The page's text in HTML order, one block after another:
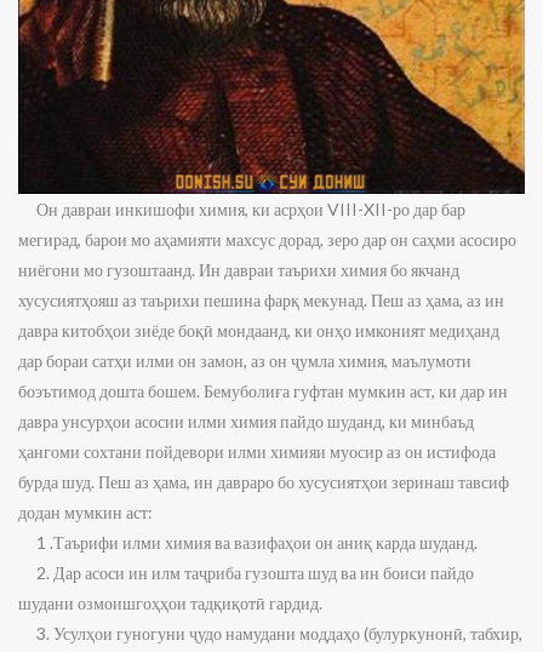
Он давраи инкишофи химия, ки асрҳои VIII-XII-ро дар бар
мегирад, барои мо аҳамияти махсус дорад, зеро дар он саҳми асосиро
ниёгони мо гузоштаанд. Ин давраи таърихи химия бо якчанд
хусусиятҳояш аз таърихи пешина фарқ мекунад. Пеш аз ҳама, аз ин
давра китобҳои зиёде боқӣ мондаанд, ки онҳо имконият медиҳанд
дар бораи сатҳи илми он замон, аз он ҷумла химия, маълумоти
боэътимод дошта бошем. Бемуболиға гуфтан мумкин аст, ки дар ин
давра унсурҳои асосии илми химия пайдо шуданд, ки минбаъд
ҳангоми сохтани пойдевори илми химияи муосир аз он истифода
бурда шуд. Пеш аз ҳама, ин давраро бо хусусиятҳои зеринаш тавсиф
додан мумкин аст:
1 .Таърифи илми химия ва вазифаҳои он аниқ карда шуданд.
2. Дар асоси ин илм таҷриба гузошта шуд ва ин боиси пайдо
шудани озмоишгоҳҳои тадқиқотӣ гардид.
3. Усулҳои гуногуни ҷудо намудани моддаҳо (булуркунонӣ, табхир,